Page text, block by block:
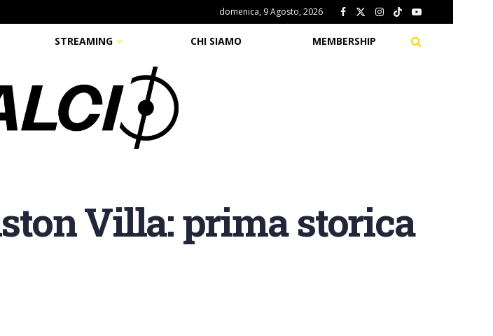
domenica, 9 Agosto, 2026
STREAMING CHI SIAMO MEMBERSHIP
Villa: prima storica